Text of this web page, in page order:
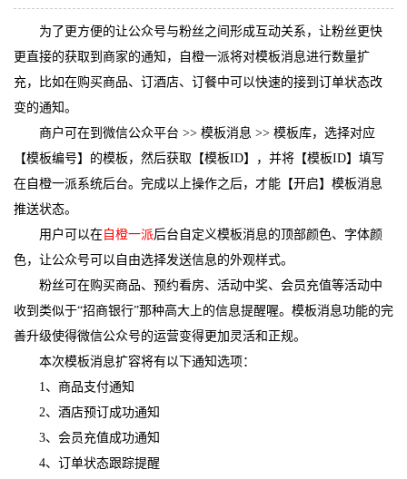
为了更方便的让公众号与粉丝之间形成互动关系，让粉丝更快
更直接的获取到商家的通知，自橙一派将对模板消息进行数量扩
充，比如在购买商品、订酒店、订餐中可以快速的接到订单状态改
变的通知。
商户可在到微信公众平台 >> 模板消息 >> 模板库，选择对应
【模板编号】的模板，然后获取【模板ID】，并将【模板ID】填写
在 自橙一派系统后台。完成以上操作之后，才能【开启】模板消息
推送状态。
用户可以在 自橙一派后台自定义模板消息的顶部颜色、字体颜
色，让公众号可以自由选择发送信息的外观样式。
粉丝可在购买商品、预约看房、活动中奖、会员充值等活动中
收到类似于“招商银行”那种高大上的信息提醒喔。模板消息功能的完
善升级使得微信公众号的运营变得更加灵活和正规。
本次模板消息扩容将有以下通知选项：
1、商品支付通知
2、酒店预订成功通知
3、会员充值成功通知
4、订单状态跟踪提醒